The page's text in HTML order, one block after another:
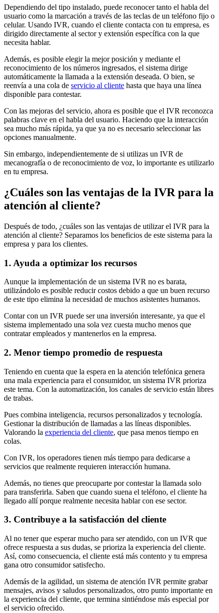
Dependiendo del tipo instalado, puede reconocer tanto el habla del
usuario como la marcación a través de las teclas de un teléfono fijo o
celular. Usando IVR, cuando el cliente contacta con tu empresa, es
dirigido directamente al sector y extensión específica con la que
necesita hablar.
Además, es posible elegir la mejor posición y mediante el
reconocimiento de los números ingresados, el sistema dirige
automáticamente la llamada a la extensión deseada. O bien, se
reenvía a una cola de servicio al cliente hasta que haya una línea
disponible para contestar.
Con las mejoras del servicio, ahora es posible que el IVR reconozca
palabras clave en el habla del usuario. Haciendo que la interacción
sea mucho más rápida, ya que ya no es necesario seleccionar las
opciones manualmente.
Sin embargo, independientemente de si utilizas un IVR de
mecanografía o de reconocimiento de voz, lo importante es utilizarlo
en tu empresa.
¿Cuáles son las ventajas de la IVR para la
atención al cliente?
Después de todo, ¿cuáles son las ventajas de utilizar el IVR para la
atención al cliente? Separamos los beneficios de este sistema para la
empresa y para los clientes.
1. Ayuda a optimizar los recursos
Aunque la implementación de un sistema IVR no es barata,
utilizándolo es posible reducir costos debido a que un buen recurso
de este tipo elimina la necesidad de muchos asistentes humanos.
Contar con un IVR puede ser una inversión interesante, ya que el
sistema implementado una sola vez cuesta mucho menos que
contratar empleados y mantenerlos en la empresa.
2. Menor tiempo promedio de respuesta
Teniendo en cuenta que la espera en la atención telefónica genera
una mala experiencia para el consumidor, un sistema IVR prioriza
este tema. Con la automatización, los canales de servicio están libres
de trabas.
Pues combina inteligencia, recursos personalizados y tecnología.
Gestionar la distribución de llamadas a las líneas disponibles.
Valorando la experiencia del cliente, que pasa menos tiempo en
colas.
Con IVR, los operadores tienen más tiempo para dedicarse a
servicios que realmente requieren interacción humana.
Además, no tienes que preocuparte por contestar la llamada solo
para transferirla. Saben que cuando suena el teléfono, el cliente ha
llegado allí porque realmente necesita hablar con ese sector.
3. Contribuye a la satisfacción del cliente
Al no tener que esperar mucho para ser atendido, con un IVR que
ofrece respuesta a sus dudas, se prioriza la experiencia del cliente.
Así, como consecuencia, el cliente está más contento y tu empresa
gana otro consumidor satisfecho.
Además de la agilidad, un sistema de atención IVR permite grabar
mensajes, avisos y saludos personalizados, otro punto importante en
la experiencia del cliente, que termina sintiéndose más especial por
el servicio ofrecido.